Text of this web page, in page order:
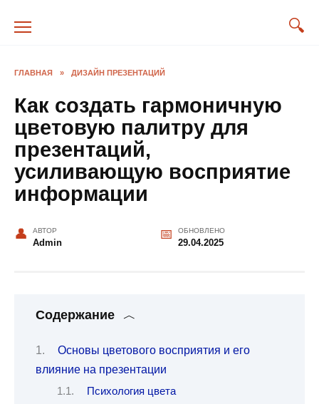
ГЛАВНАЯ » ДИЗАЙН ПРЕЗЕНТАЦИЙ
Как создать гармоничную
цветовую палитру для
презентаций,
усиливающую восприятие
информации
АВТОР
Admin
ОБНОВЛЕНО
29.04.2025
Содержание
Основы цветового восприятия и его
влияние на презентации
Психология цвета